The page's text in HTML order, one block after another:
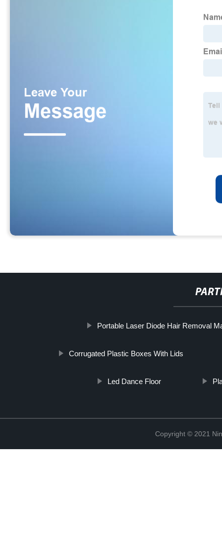
Portable Laser Diode Hair Removal
Corrugated Plastic Boxes With Lids
Led Dance Floor
Copyright © 2021